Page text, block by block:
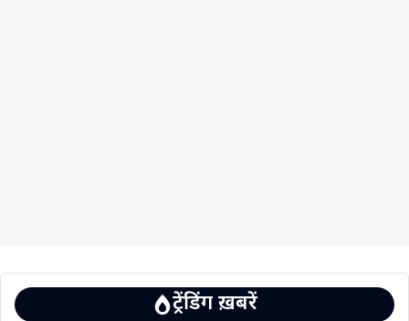
ट्रेंडिंग ख़बरें